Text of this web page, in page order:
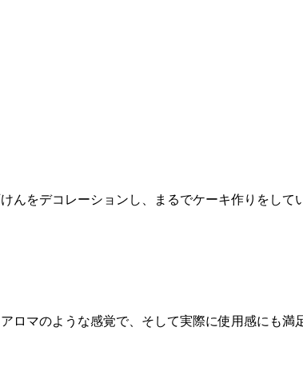
をデコレーションし、まるでケーキ作りをし
マのような感覚で、そして実際に使用感にも